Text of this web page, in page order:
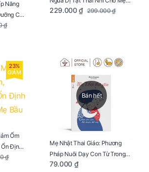
Năng
Cho
₫
Bầu Túi 250g
229.000 ₫ 299.000 ₫
23%
GIẢM
Ốm
Ổn Định
250g
₫
Bán hết
Mẹ Nhật Thai Giáo: Phương
Pháp Nuôi Dạy Con Từ Trong
Bụng Mẹ
79.000 ₫